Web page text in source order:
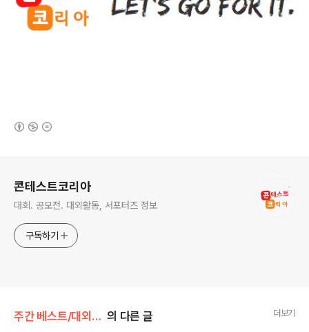
콘테스트코리아
대회. 공모전. 대외활동, 서포터즈 정보
구독하기
주간 베스트/대외활동 의 다른 글 더보기